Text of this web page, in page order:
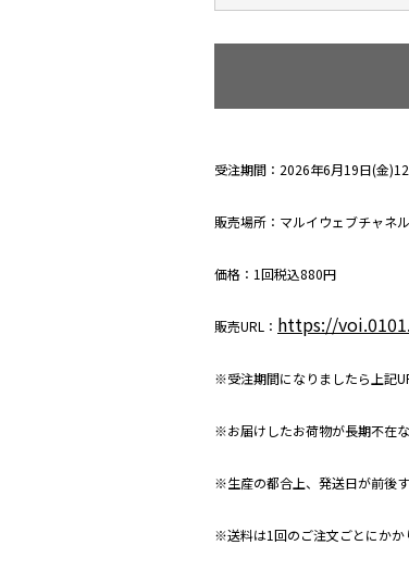
受注期間：2026年6月19日(金
販売場所：マルイウェブチャネ
価格：1回税込880円
販売URL： https://
※受注期間になりましたら上記
※お届けしたお荷物が長期不在
※生産の都合上、発送日が前後
※送料は1回のご注文ごとにかか